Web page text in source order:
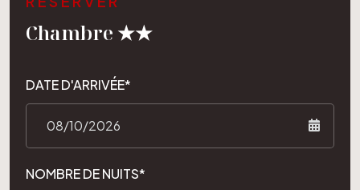
Chambre ★★
DATE D'ARRIVÉE*
NOMBRE DE NUITS*